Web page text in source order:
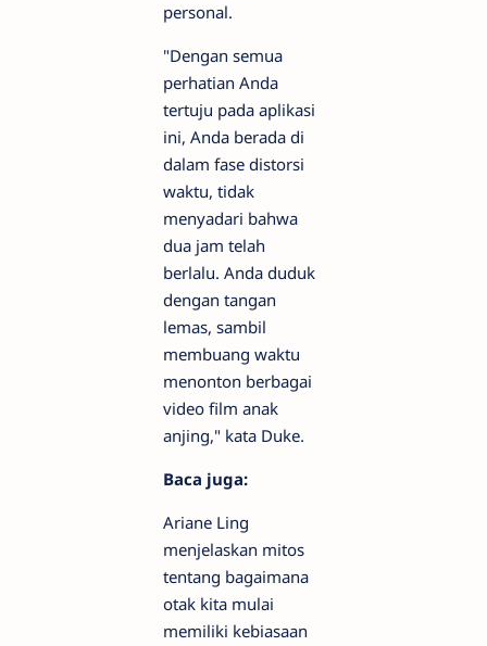
personal.
"Dengan semua
perhatian Anda
tertuju pada aplikasi
ini, Anda berada di
dalam fase distorsi
waktu, tidak
menyadari bahwa
dua jam telah
berlalu. Anda duduk
dengan tangan
lemas, sambil
membuang waktu
menonton berbagai
video film anak
anjing," kata Duke.
Baca juga:
Ariane Ling
menjelaskan mitos
tentang bagaimana
otak kita mulai
memiliki kebiasaan